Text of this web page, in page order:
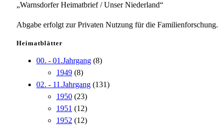
„Warnsdorfer Heimatbrief / Unser Niederland“
Abgabe erfolgt zur Privaten Nutzung für die Familienforschung.
Heimatblätter
00. - 01.Jahrgang (8)
1949 (8)
02. - 11.Jahrgang (131)
1950 (23)
1951 (12)
1952 (12)